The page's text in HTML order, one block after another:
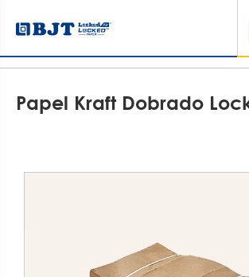
Materiais de embalagem de proteção
Papel Kraft Dobrado